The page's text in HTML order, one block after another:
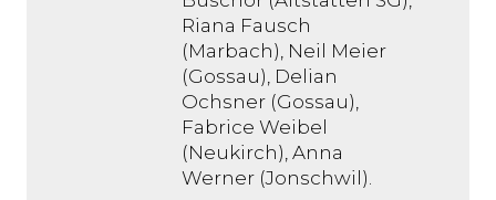
Riana Fausch
(Marbach), Neil Meier
(Gossau), Delian
Ochsner (Gossau),
Fabrice Weibel
(Neukirch), Anna
Werner (Jonschwil).